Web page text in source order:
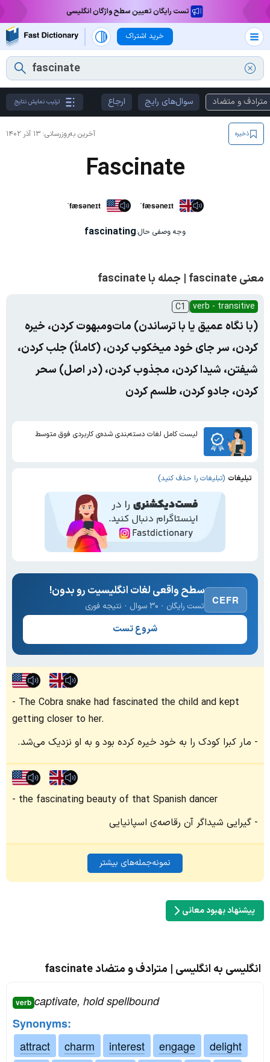
تست رایگان تعیین سطح واژگان انگلیسی
خرید اشتراک
مترادف و متضاد سوال‌های رایج ارجاع ترتیب نمایش نتایج
آخرین به‌روزرسانی: ۱۳ آذر ۱۴۰۲ ذخیره
Fascinate
ˈfæsəneɪt ˈfæsəneɪt
وجه وصفی حال:fascinating
معنی fascinate | جمله با fascinate
verb - transitive
C1
(با نگاه عمیق یا با ترساندن) مات‌و‌مبهوت کردن، خیره
کردن، سر جای خود میخکوب کردن، (کاملاً) جلب کردن،
شیفتن، شیدا کردن، مجذوب کردن، (در اصل) سحر
کردن، جادو کردن، طلسم کردن
لیست کامل لغات دسته‌بندی شده‌ی کاربردی فوق متوسط
تبلیغات (تبلیغات را حذف کنید)
CEFR
سطح واقعی لغات انگلیسیت رو بدون!
تست رایگان · ۳۰ سوال · نتیجه فوری
شروع تست
The Cobra snake had fascinated the child and kept
getting closer to her.
مار کبرا کودک را به خود خیره کرده بود و به او نزدیک می‌شد.
the fascinating beauty of that Spanish dancer
گیرایی شیداگر آن رقاصه‌ی اسپانیایی
نمونه‌جمله‌های بیشتر
پیشنهاد بهبود معانی
انگلیسی به انگلیسی | مترادف و متضاد fascinate
verb captivate, hold spellbound
Synonyms:
attract
charm interest engage
delight